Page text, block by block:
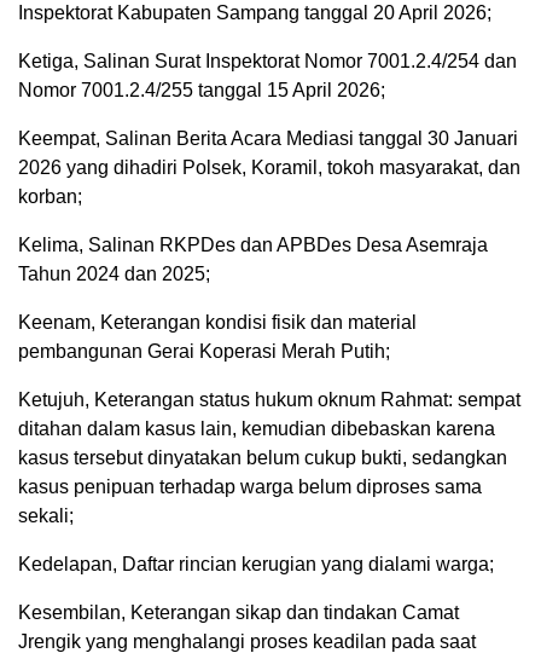
Inspektorat Kabupaten Sampang tanggal 20 April 2026;
Ketiga, Salinan Surat Inspektorat Nomor 7001.2.4/254 dan
Nomor 7001.2.4/255 tanggal 15 April 2026;
Keempat, Salinan Berita Acara Mediasi tanggal 30 Januari
2026 yang dihadiri Polsek, Koramil, tokoh masyarakat, dan
korban;
Kelima, Salinan RKPDes dan APBDes Desa Asemraja
Tahun 2024 dan 2025;
Keenam, Keterangan kondisi fisik dan material
pembangunan Gerai Koperasi Merah Putih;
Ketujuh, Keterangan status hukum oknum Rahmat: sempat
ditahan dalam kasus lain, kemudian dibebaskan karena
kasus tersebut dinyatakan belum cukup bukti, sedangkan
kasus penipuan terhadap warga belum diproses sama
sekali;
Kedelapan, Daftar rincian kerugian yang dialami warga;
Kesembilan, Keterangan sikap dan tindakan Camat
Jrengik yang menghalangi proses keadilan pada saat